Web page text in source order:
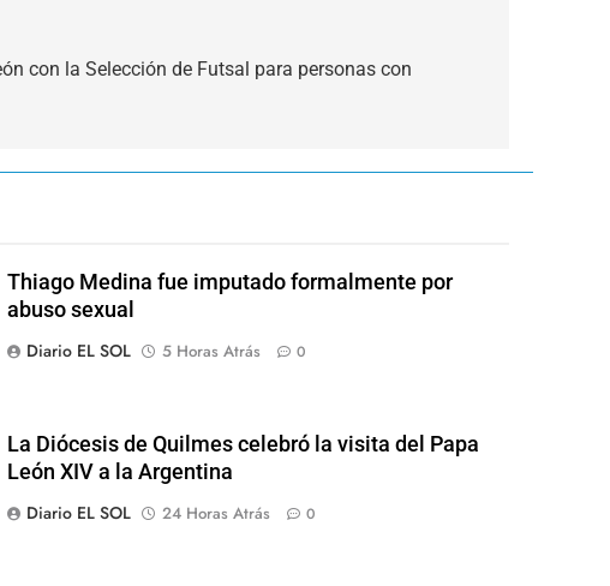
con la Selección de Futsal para personas con
Thiago Medina fue imputado formalmente por
abuso sexual
Diario EL SOL
5 Horas Atrás 0
La Diócesis de Quilmes celebró la visita del Papa
León XIV a la Argentina
Diario EL SOL
24 Horas Atrás 0